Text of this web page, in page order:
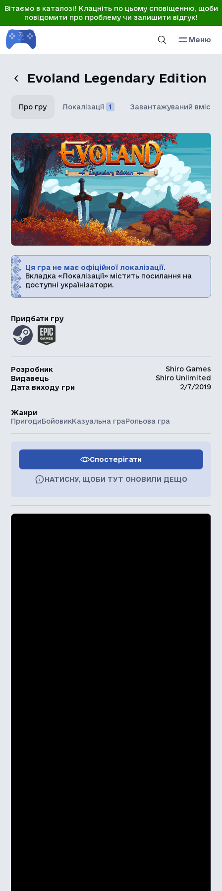
Вітаємо в каталозі! Клацніть по цьому сповіщенню, щоби
повідомити про проблему чи залишити відгук!
Меню
Evoland Legendary Edition
Про гру Локалізації 1 Завантажуваний вміст
Ця гра не має офіційної локалізації.
Вкладка «Локалізації» містить посилання на
доступні українізатори.
Придбати гру
Розробник
Shiro Games
Видавець
Shiro Unlimited
Дата виходу гри
2/7/2019
Жанри
ПригодиБойовикКазуальна граРольова гра
Спостерігати
НАТИСНУ, ЩОБИ ТУТ ОНОВИЛИ ДЕЩО